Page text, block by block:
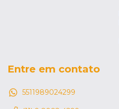
Entre em contato
5511989024299